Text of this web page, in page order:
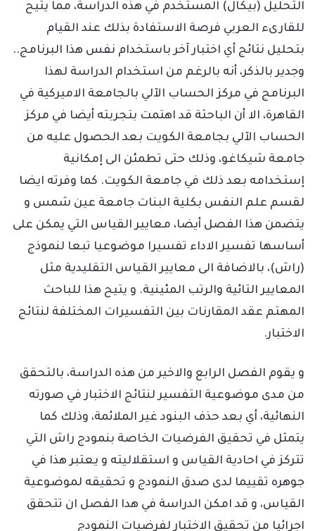
التحليل (بيكال) المستخدم في هذه الدراسة، مما يتيح
للقارىء العربي فرصة الاستفادة بذلك عند القيام
بتحليل نتائج أي اختبار آخر باستخدام نفس هذا البرنامج..
وجدير بالذكر، أنه بالرغم من استخدام الدراسة لهذا
البرنامج في مركز الحساب الآلي بالجامعة الاميركية في
القاهرة، الا أن الباحثة قد اهتمت بتجربته أيضا في مركز
الحساب الآلي بجامعة الكويت بعد الحصول عليه من
جامعة شيكاغو، وذلك حتى تطمئن الى إمكانية
إستخدامه بعد ذلك في جامعة الكويت. كما وفرته ايضا
لقسم علم النفس بكلية البنات جامعة عين شمس و
يتضمن هذا الفصل أيضا، معايير القياس التي يمكن على
أساسها تفسير الاداء تفسيرا موضوعيا تبعا لنموذج
(راش)، بالاضافة الى معايير القياس التقليدية مثل
المعايير التائية والرتب المئينية. و يتيح هذا للباحث
المهتم عقد المقارنات بين التفسيرات المختلفة لنتائج
الاختبار.
و يقوم الفصل الرابع والاخير من هذه الدراسة، بالتحقق
من مدى موضوعية التفسير لنتائج الاختبار في صورته
النهائية، أي بعد حذف البنود غير الملائمة، وذلك كما
يتمثل في تحقيق الفرضيات الخاصة بنمودج راش التي
تتركز في احادية القياس و استقلاليته و يعتبر هذا في
جوهره تقييما لدى صدق النمودج و تحقيقه لموضوعية
القياس، و قد امكن الدراسة في هدا الفصل ان تتحقق
اجرائيا من تحقيق الاختبار لفرضيات النمودج